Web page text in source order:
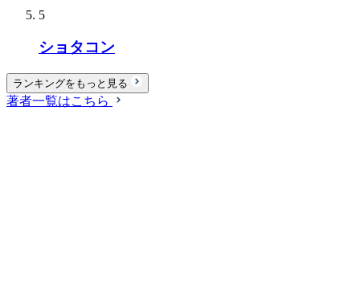
5
ショタコン
ランキングをもっと見る
著者一覧はこちら